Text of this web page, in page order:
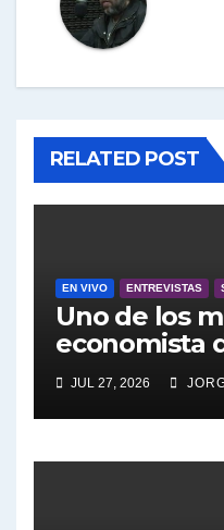
RELATED POST
EN VIVO ENTREVISTAS
Uno de los
economista
engalana a el Bucle; Gustavo
Marangoni
27/7/2026 a
JUL 27, 2026